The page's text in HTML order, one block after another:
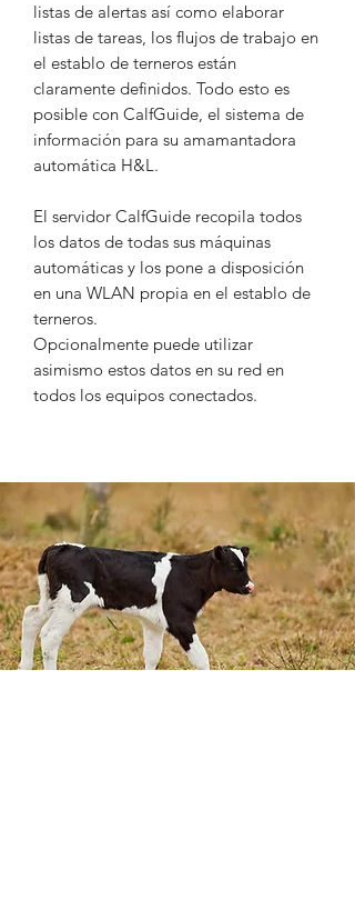
listas de alertas así como elaborar
listas de tareas, los flujos de trabajo en
el establo de terneros están
claramente definidos. Todo esto es
posible con CalfGuide, el sistema de
información para su amamantadora
automática H&L.
El servidor CalfGuide recopila todos
los datos de todas sus máquinas
automáticas y los pone a disposición
en una WLAN propia en el establo de
terneros.
Opcionalmente puede utilizar
asimismo estos datos en su red en
todos los equipos conectados.